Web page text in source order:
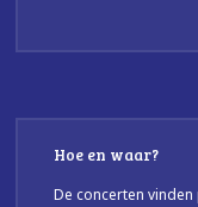
Hoe en waar?
De concerten